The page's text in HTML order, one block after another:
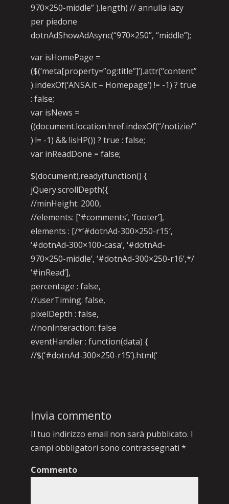
970×250-middle” ).length) // annulla lazy
per piedone
dotnAdShowAdAsync(“970×250”, “middle”);
var isHomePage =
($(‘meta[property=”og:title”]’).attr(“content”
).indexOf(‘ANSA.it – Homepage’) != -1) ? true
: false;
var isNews =
((document.location.href.indexOf(“/notizie/”
) != -1) && !isHP()) ? true : false;
var inReadDone = false;
$(document).ready(function() {
jQuery.scrollDepth({
//minHeight: 2000,
//elements: [‘#comments’, ‘footer’],
elements : [/*’#dotnAd-300×250-r15′,
‘#dotnAd-300×100-casa’, ‘#dotnAd-
970×250-middle’, ‘#dotnAd-300×250-r16’,*/
‘#inRead’],
percentage : false,
//userTiming: false,
pixelDepth : false,
//nonInteraction: false
eventHandler : function(data) {
//$(‘#dotnAd-300×250-r15’).html(‘
Invia commento
Il tuo indirizzo email non sarà pubblicato. I
campi obbligatori sono contrassegnati *
Commento